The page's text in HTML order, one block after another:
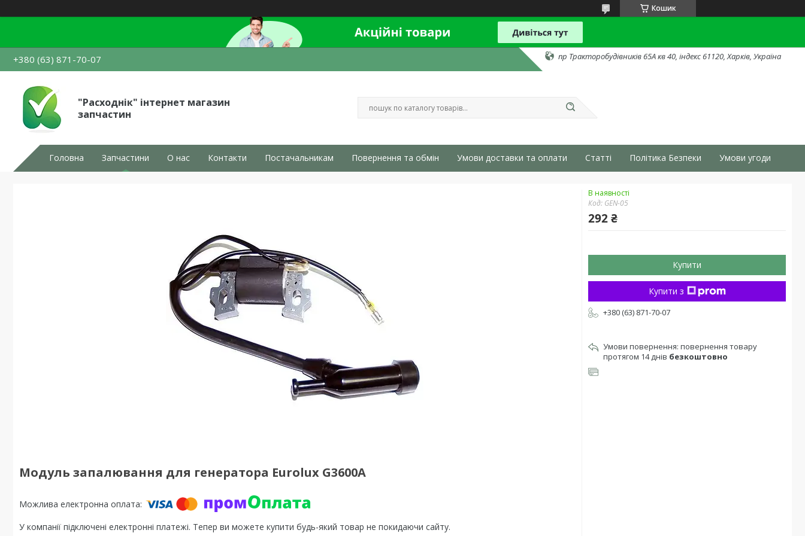
Кошик
+380 (63) 871-70-07 пр Тракторобудівників 65А кв 40, індекс 61120, Харків, Україна
"Расходнік" інтернет магазин
запчастин
Головна Запчастини О нас Контакти Постачальникам Повернення та обмін Умови доставки та оплати Статті Політика Безпеки Умови угоди
Модуль запалювання для генератора Eurolux G3600A
У компанії підключені електронні платежі. Тепер ви можете купити будь-який товар не покидаючи сайту.
В наявності
Код: GEN-05
292 ₴
Купити
Купити з
+380 (63) 871-70-07
повернення товару
протягом 14 днів безкоштовно